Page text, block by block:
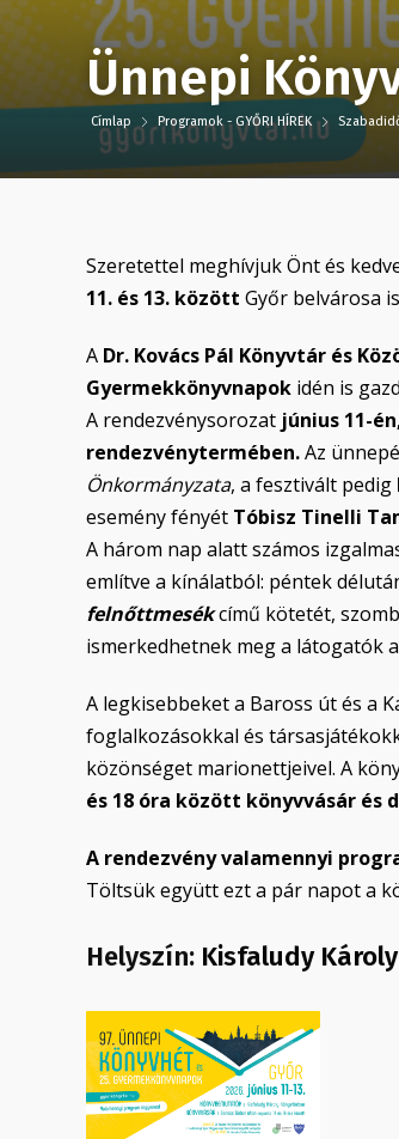
Ünnepi
Címlap Programok - GYŐRI HÍREK
Szeretettel meghívjuk Önt és
11. és 13. között Győr belvárosa
A Dr. Kovács Pál Könyvtár és
Gyermekkönyvnapok idén is
A rendezvénysorozat június 11-
rendezvénytermében.Az
Önkormányzata, a fesztivált pedig
esemény fényét Tóbisz Tinelli
A három nap alatt számos
említve a kínálatból: péntek
felnőttmesékcímű kötetét,
ismerkedhetnek meg a látogatók
A legkisebbeket a Baross út és a
foglalkozásokkal és
közönséget marionettjeivel. A
és 18 óra között könyvvásár és
A rendezvény valamennyi
Töltsük együtt ezt a pár napot a
Helyszín: Kisfaludy